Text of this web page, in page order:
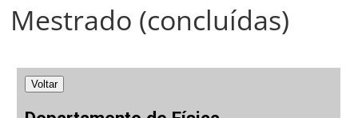
Mestrado (concluídas)